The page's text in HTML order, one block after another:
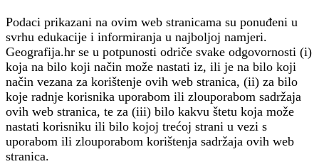
Podaci prikazani na ovim web stranicama su ponuđeni u
svrhu edukacije i informiranja u najboljoj namjeri.
Geografija.hr se u potpunosti odriče svake odgovornosti (i)
koja na bilo koji način može nastati iz, ili je na bilo koji
način vezana za korištenje ovih web stranica, (ii) za bilo
koje radnje korisnika uporabom ili zlouporabom sadržaja
ovih web stranica, te za (iii) bilo kakvu štetu koja može
nastati korisniku ili bilo kojoj trećoj strani u vezi s
uporabom ili zlouporabom korištenja sadržaja ovih web
stranica.